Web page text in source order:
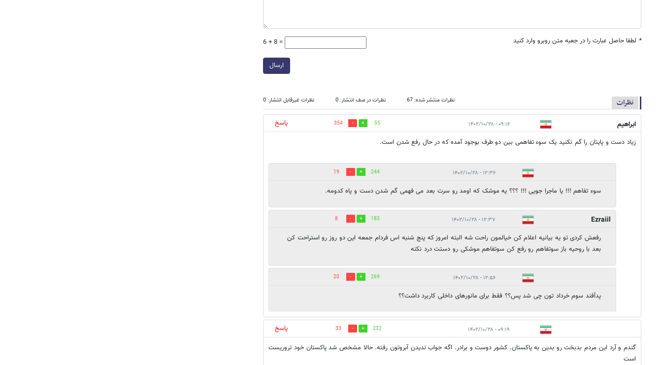
* لطفا حاصل عبارت را در جعبه متن روبرو وارد کنید 6 + 8 =
ارسال
نظرات نظرات منتشر شده: 67 نظرات در صف انتشار: 0 نظرات غیرقابل انتشار: 0
ابراهیم ۰۹:۱۶ - ۱۴۰۲/۱۰/۲۸ 55
354
پاسخ
زیاد دست و پایتان را گم نکنید یک سوء تفاهمی بین دو طرف بوجود آمده که در حال رفع شدن است.
۱۲:۳۶ - ۱۴۰۲/۱۰/۲۸ 244
19
سوء تفاهم !!! یا ماجرا جویی !!! ؟؟؟ یه موشک که اومد رو سرت بعد می فهمی گم شدن دست و پاه کدومه.
Ezraiil ۱۲:۳۷ - ۱۴۰۲/۱۰/۲۸ 183
8
رفعش کردی تو یه بیانیه اعلام کن خیالمون راحت شه البته امروز که پنج شنبه اس فردام جمعه این دو روز رو استراحت کن
بعد با روحیه باز سوتفاهم رو رفع کن سوتفاهم موشکی رو دستت درد نکنه
۱۲:۵۶ - ۱۴۰۲/۱۰/۲۸ 269
20
پدآفند سوم خرداد تون چی شد پس؟؟ فقط برای مانورهای داخلی کاربرد داشت؟؟
۰۹:۱۹ - ۱۴۰۲/۱۰/۲۸ 232
33
پاسخ
گندم و آرد این مردم بدبخت رو بدین به پاکستان. کشور دوست و برادر. اگه جواب ندیدن آبروتون رفته. حالا مشخص شد پاکستان خود تروریست
است